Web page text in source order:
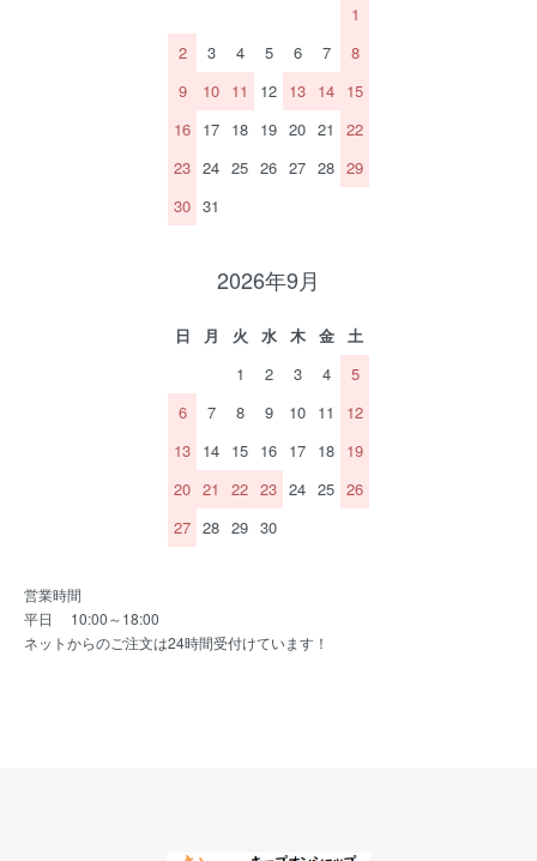
1
2
3 4 5 6 7
8
9
10 11 12 13 14 15
16 17 18 19 20 21
22
23 24 25 26 27 28 29
30 31
2026年9月
日 月 火 水 木 金
土
1
2 3 4
5
6
7 8 9 10 11
12
13 14 15 16 17 18 19
20 21 22 23 24 25 26
27 28 29 30
営業時間
平日 10:00～18:00
ネットからのご注文は24時間受付けています！